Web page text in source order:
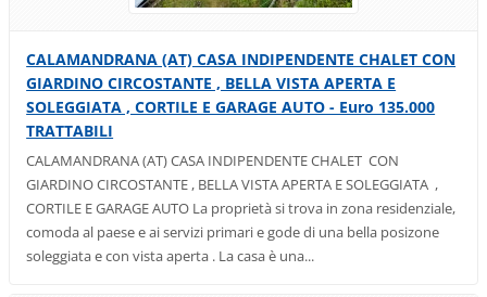
CALAMANDRANA (AT) CASA INDIPENDENTE CHALET CON
GIARDINO CIRCOSTANTE , BELLA VISTA APERTA E
SOLEGGIATA , CORTILE E GARAGE AUTO - Euro 135.000
TRATTABILI
CALAMANDRANA (AT) CASA INDIPENDENTE CHALET CON
GIARDINO CIRCOSTANTE , BELLA VISTA APERTA E SOLEGGIATA ,
CORTILE E GARAGE AUTO La proprietà si trova in zona residenziale,
comoda al paese e ai servizi primari e gode di una bella posizone
soleggiata e con vista aperta . La casa è una...